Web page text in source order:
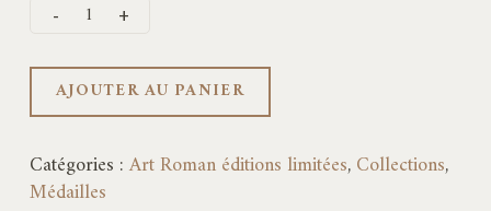
AJOUTER AU PANIER
Catégories :Art Roman éditions limitées,Collections,
Médailles